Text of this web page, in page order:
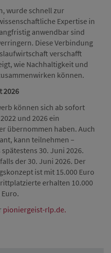
wurde schnell zur
Expertise in
anwendbar sind
Diese Verbindung
verschafft
wie Nachhaltigkeit und
können.
2026
können sich ab sofort
und 2026 ein
übernommen haben. Auch
kann teilnehmen –
30. Juni 2026.
der 30. Juni 2026. Der
ist mit 15.000 Euro
erhalten 10.000
pioniergeist-rlp.de.